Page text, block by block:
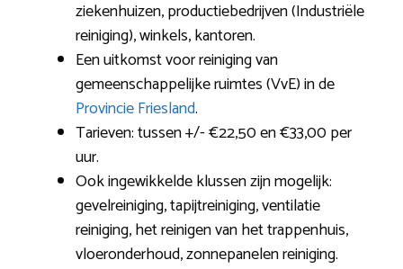
ziekenhuizen, productiebedrijven (Industriële
reiniging), winkels, kantoren.
Een uitkomst voor reiniging van
gemeenschappelijke ruimtes (VvE) in de
Provincie Friesland.
Tarieven: tussen +/- €22,50 en €33,00 per
uur.
Ook ingewikkelde klussen zijn mogelijk:
gevelreiniging, tapijtreiniging, ventilatie
reiniging, het reinigen van het trappenhuis,
vloeronderhoud, zonnepanelen reiniging.